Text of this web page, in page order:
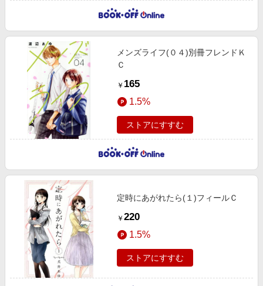
メンズライフ(０４)別冊フレンドＫ
Ｃ
￥ 165
1.5%
ストアにすすむ
定時にあがれたら(１)フィールＣ
￥ 220
1.5%
ストアにすすむ